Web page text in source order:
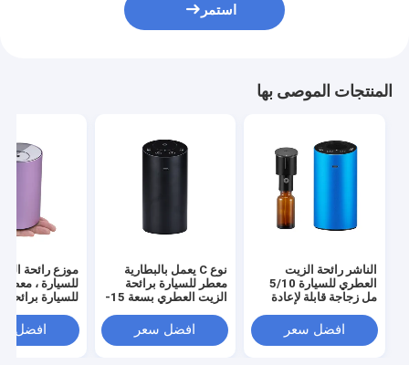
استمر
المنتجات الموصى بها
الناشر رائحة الزيت
العطري للسيارة 5/10
مل زجاجة قابلة لإعادة
افضل سعر
نوع C يعمل بالبطارية
معطر للسيارة برائحة
الزيت العطري بسعة 15-
افضل سعر
موزع رائحة
للسيارة ، معطر
للسيارة برائحة
افضل